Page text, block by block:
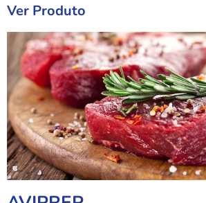
Ver Produto